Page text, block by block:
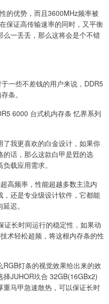
的优势，而且3600MHz频率被
保证高传输速率的同时，又平衡
一丢丢，那么这将会是个不错
一些不差钱的用户来说，DDR5
条。
6000 台式机内存条 忆界系列
我更喜欢的白金设计，如果你
话，那么这款白甲是觃的选
载应用需求。
高频率，性能超越多数主流内
还是专业级设计软件，它都能
迟。
证长时间运行的稳定性，如果动
术轻松超频，将这根内存条的性
灯条的视觉效果给出来的效
JUHOR玖合 32GB(16GBx2)
马甲急速散热，可以保证长时